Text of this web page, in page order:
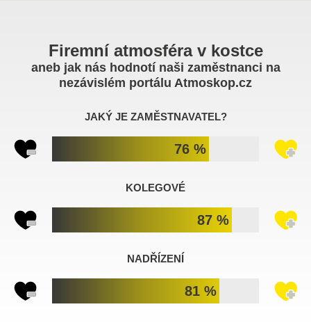
Firemní atmosféra v kostce
aneb jak nás hodnotí naši zaměstnanci na
nezávislém portálu Atmoskop.cz
JAKÝ JE ZAMĚSTNAVATEL?
76 %
KOLEGOVÉ
87 %
NADŘÍZENÍ
81 %